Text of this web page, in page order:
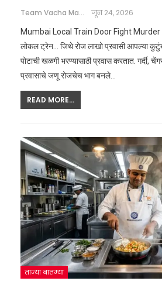
Team Vacha Marathi जून 24, 2026
Mumbai Local Train Door Fight Murder
लोकल ट्रेन... जिथे रोज लाखो प्रवासी आपल्या
पोटाची खळगी भरण्यासाठी प्रवास करतात. गर्दी,
प्रवासाचे जणू रोजचेच भाग बनले…
READ MORE...
ताज्या बातम्या